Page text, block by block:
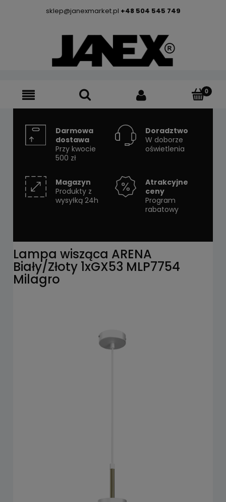
sklep@janexmarket.pl +48 504 545 749
Darmowa
dostawa
Przy kwocie
500 zł
Doradztwo
W doborze
oświetlenia
Magazyn
Produkty z
wysyłką 24h
Atrakcyjne
ceny
Program
rabatowy
Lampa wisząca ARENA
Biały/Złoty 1xGX53 MLP7754
Milagro